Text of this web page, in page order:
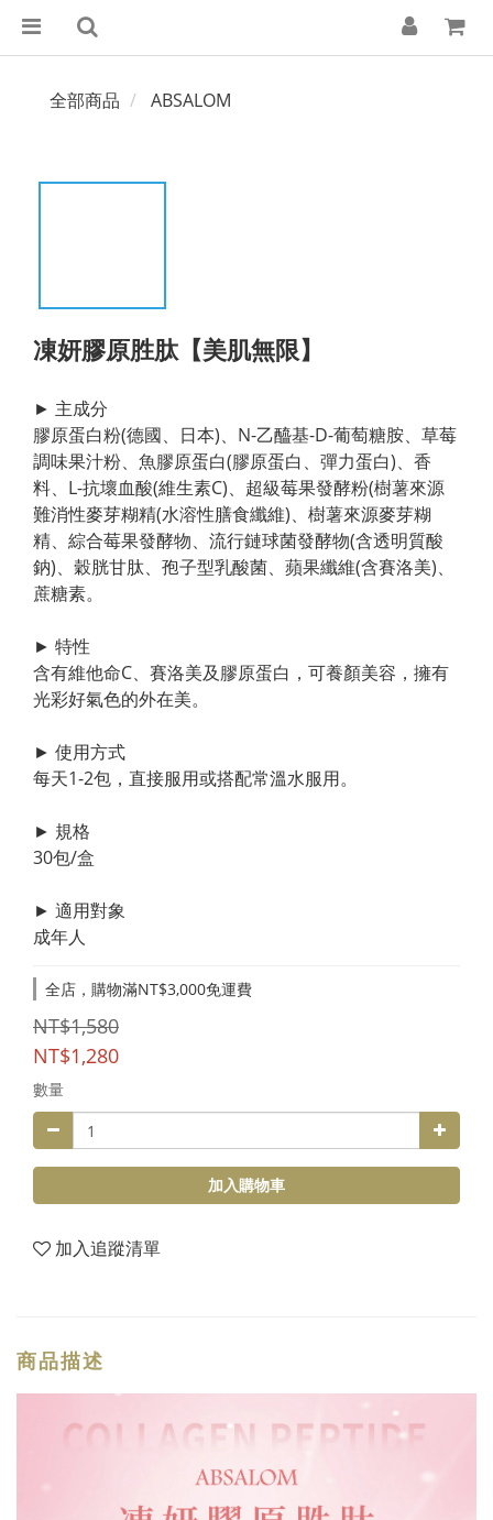
全部商品 ABSALOM
凍妍膠原胜肽【美肌無限】
► 主成分
膠原蛋白粉(德國、日本)、N-乙醯基-D-葡萄糖胺、草莓
調味果汁粉、魚膠原蛋白(膠原蛋白、彈力蛋白)、香
料、L-抗壞血酸(維生素C)、超級莓果發酵粉(樹薯來源
難消性麥芽糊精(水溶性膳食纖維)、樹薯來源麥芽糊
精、綜合莓果發酵物、流行鏈球菌發酵物(含透明質酸
鈉)、穀胱甘肽、孢子型乳酸菌、蘋果纖維(含賽洛美)、
蔗糖素。
► 特性
含有維他命C、賽洛美及膠原蛋白，可養顏美容，擁有
光彩好氣色的外在美。
► 使用方式
每天1-2包，直接服用或搭配常溫水服用。
► 規格
30包/盒
► 適用對象
成年人
全店，購物滿NT$3,000免運費
NT$1,580
NT$1,280
數量
加入購物車
加入追蹤清單
商品描述